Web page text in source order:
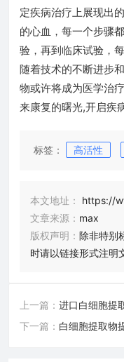
定疾病治疗上展现出
的心血，每一个步骤
验，再到临床试验，
随着技术的不断进步
物或许将成为医学治
来康复的曙光,开启疾
标签： 高活性
本文地址：
https://
文章来源： max
版权声明： 除非特别
时请以链接形式注明
上一篇： 进口白细胞提
下一篇： 白细胞提取物